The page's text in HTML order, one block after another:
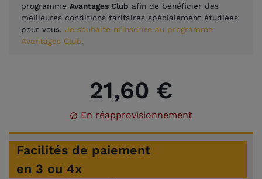
programme Avantages Club afin de bénéficier des
meilleures conditions tarifaires spécialement étudiées
pour vous. Je souhaite m’inscrire au programme
Avantages Club.
21,60 €
 En réapprovisionnement
Facilités de paiement
en 3 ou 4x